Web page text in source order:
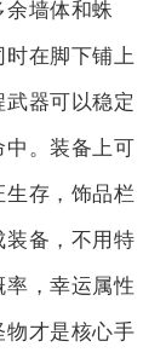
墙体和蛛
在脚下铺上
器可以稳定
中。装备上可
生存，饰品栏
装备，不用特
，幸运属性
物才是核心手